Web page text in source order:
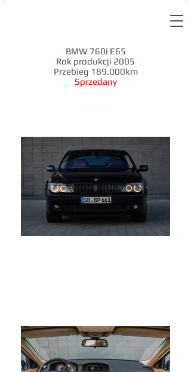
BMW 760i E65
Rok produkcji 2005
Przebieg 189.000km
Sprzedany